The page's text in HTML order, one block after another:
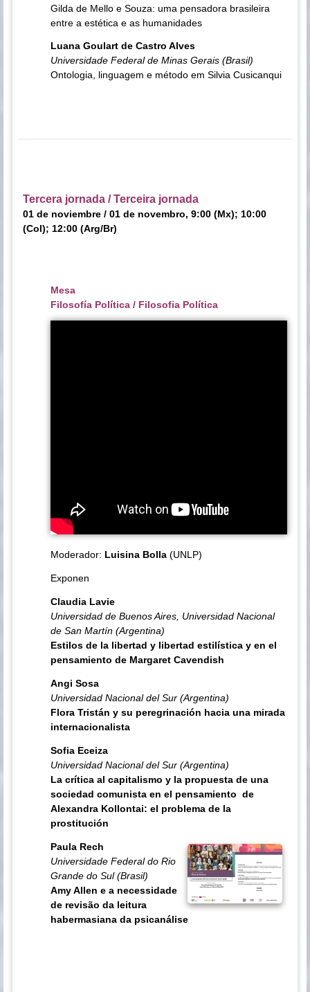
Gilda de Mello e Souza: uma pensadora brasileira
entre a estética e as humanidades
Luana Goulart de Castro Alves
Universidade Federal de Minas Gerais (Brasil)
Ontologia, linguagem e método em Silvia Cusicanqui
Tercera jornada / Terceira jornada
01 de noviembre / 01 de novembro, 9:00 (Mx); 10:00
(Col); 12:00 (Arg/Br)
Mesa
Filosofía Política / Filosofia Política
Moderador: Luisina Bolla (UNLP)
Exponen
Claudia Lavie
Universidad de Buenos Aires, Universidad Nacional
de San Martín (Argentina)
Estilos de la libertad y libertad estilística y en el
pensamiento de Margaret Cavendish
Angi Sosa
Universidad Nacional del Sur (Argentina)
Flora Tristán y su peregrinación hacia una mirada
internacionalista
Sofia Eceiza
Universidad Nacional del Sur (Argentina)
La crítica al capitalismo y la propuesta de una
sociedad comunista en el pensamiento de
Alexandra Kollontai: el problema de la
prostitución
Paula Rech
Universidade Federal do Rio
Grande do Sul (Brasil)
Amy Allen e a necessidade
de revisão da leitura
habermasiana da psicanálise